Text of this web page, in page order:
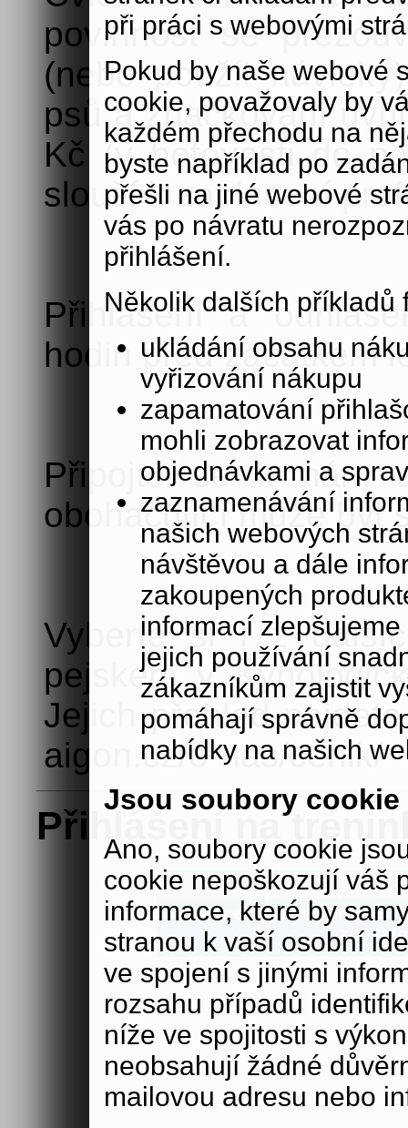
při práci s webovými
Pokud by naše webové
cookie, považovaly by
každém přechodu na
byste například po
přešli na jiné webové
vás po návratu
přihlášení.
Několik dalších příkladů
ukládání obsahu
vyřizování nákupu
zapamatování
mohli zobrazovat
objednávkami a
zaznamenávání
našich webových
návštěvou a dále
zakoupených
informací
jejich používání
zákazníkům zajistit
pomáhají správně
nabídky na našich
Jsou soubory cookie
Ano, soubory cookie
cookie nepoškozují váš
informace, které by
stranou k vaší osobní
ve spojení s jinými
rozsahu případů
níže ve spojitosti s
neobsahují žádné
mailovou adresu nebo
povinnost se
(nebo použít
psů a značkování
Kč (v hotovosti do
slouží k zaplacení
Přihlášení a
hodin před začátkem
Připojte se k nám
obohacující může být
Vyberte si i z
pejskem v
Jejich přehled
aigon.cz/o-nas/cenik/
Přihlášení na
Pro přihlašování se
Pokud nemáte své
zde: